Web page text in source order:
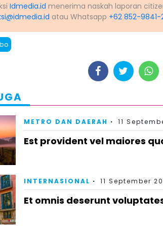
Idmedia.id menerima naskah laporan
atau Whatsapp +62 852-9841-
METRO DAN DAERAH 11
Est provident vel maiores
INTERNASIONAL 11 September
Et omnis deserunt